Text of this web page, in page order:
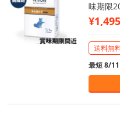
味期限
¥1,495
送料無
最短 8/11